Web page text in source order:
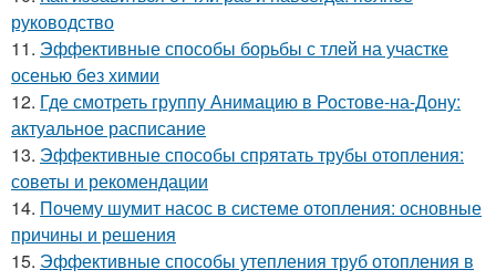
руководство
11. Эффективные способы борьбы с тлей на участке
осенью без химии
12. Где смотреть группу Анимацию в Ростове-на-Дону:
актуальное расписание
13. Эффективные способы спрятать трубы отопления:
советы и рекомендации
14. Почему шумит насос в системе отопления: основные
причины и решения
15. Эффективные способы утепления труб отопления в